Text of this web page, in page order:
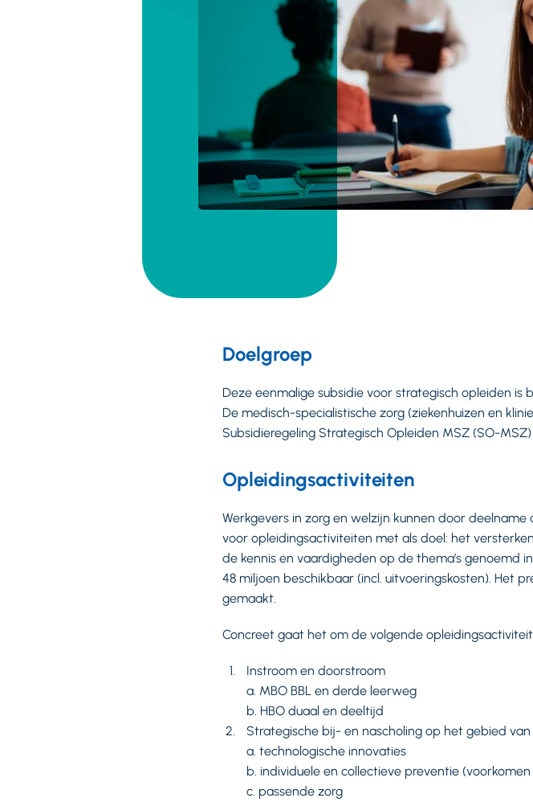
Doelgroep
Deze eenmalige subsidie voor strategisch opleiden
De medisch-specialistische zorg (ziekenhuizen en
Subsidieregeling Strategisch Opleiden MSZ (SO-
Opleidingsactiviteiten
Werkgevers in zorg en welzijn kunnen door
voor opleidingsactiviteiten met als doel: het
de kennis en vaardigheden op de thema’s genoemd
48 miljoen beschikbaar (incl. uitvoeringskosten). Het
gemaakt.
Concreet gaat het om de volgende
Instroom en doorstroom
a. MBO BBL en derde leerweg
b. HBO duaal en deeltijd
Strategische bij- en nascholing op het gebied
a. technologische innovaties
b. individuele en collectieve preventie
c. passende zorg